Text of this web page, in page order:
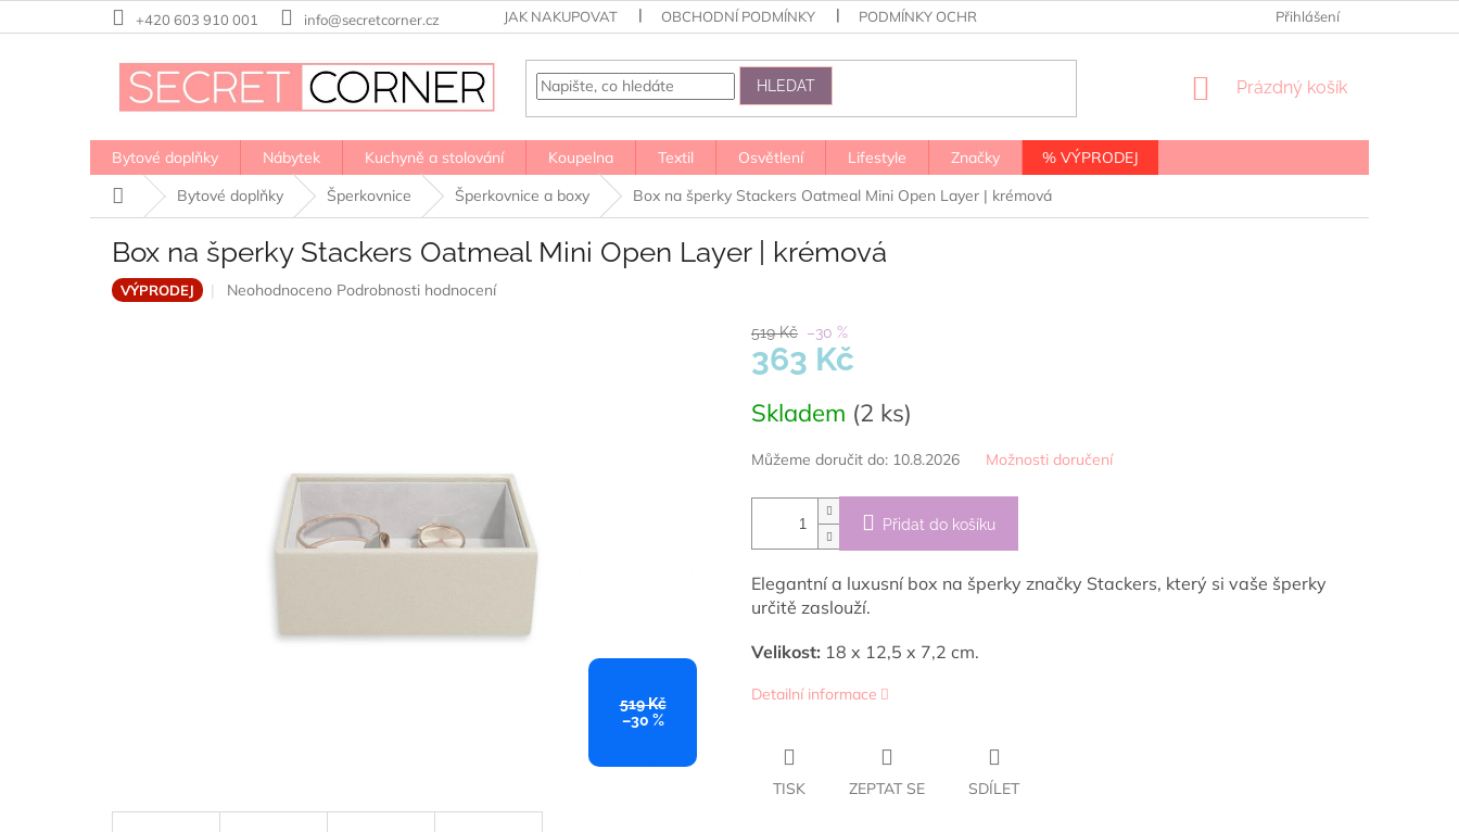
na
+420 603 910 001 info@secretcorner.cz JAK NAKUPOVAT OBCHODNÍ PODMÍNKY PODMÍNKY OCHRANY OSOBNÍCH ÚDAJŮ Přihlášení
HLEDAT
NÁKUPNÍ
Prázdný košík
Bytové doplňky Nábytek Kuchyně a stolování Koupelna Textil Osvětlení Lifestyle Značky
% VÝPRODEJ
Domů
Bytové doplňky Šperkovnice Šperkovnice a boxy Box na šperky Stackers Oatmeal Mini Open Layer | krémová
Box na šperky Stackers Oatmeal Mini Open Layer | krémová
VÝPRODEJ
Průměrné
Neohodnoceno Podrobnosti hodnocení
519 Kč
–30 %
519 Kč –30 %
363 Kč
cena:
Skladem (2 ks)
Můžeme doručit do: 10.8.2026 Možnosti doručení
Přidat do košíku
Elegantní a luxusní box na šperky značky Stackers, který si vaše šperky
určitě zaslouží.
Velikost: 18 x 12,5 x 7,2 cm.
Detailní informace
TISK ZEPTAT SE SDÍLET